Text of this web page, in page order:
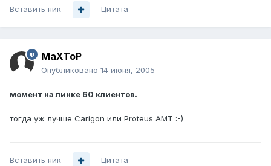
Вставить ник Цитата
MaXToP
Опубликовано 14 июня, 2005
момент на линке 60 клиентов.
тогда уж лучше Carigon или Proteus AMT :-)
Вставить ник Цитата